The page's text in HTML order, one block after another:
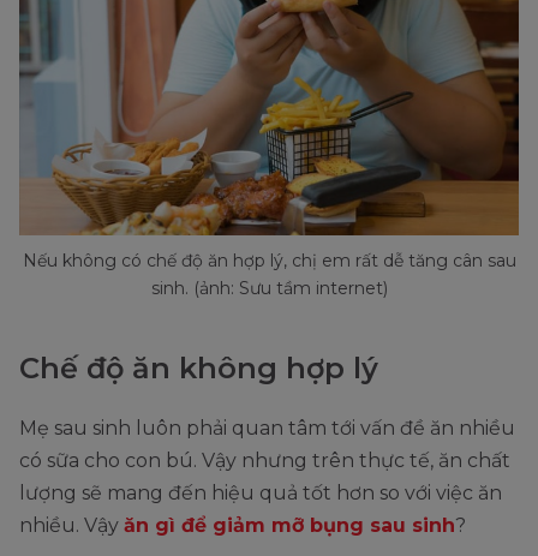
Nếu không có chế độ ăn hợp lý, chị em rất dễ tăng cân sau
sinh. (ảnh: Sưu tầm internet)
Chế độ ăn không hợp lý
Mẹ sau sinh luôn phải quan tâm tới vấn đề ăn nhiều
có sữa cho con bú. Vậy nhưng trên thực tế, ăn chất
lượng sẽ mang đến hiệu quả tốt hơn so với việc ăn
nhiều. Vậy ăn gì để giảm mỡ bụng sau sinh?